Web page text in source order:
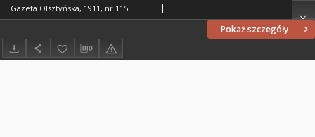
Pokaż szczegóły
Gazeta Olsztyńska, 1911, nr 115